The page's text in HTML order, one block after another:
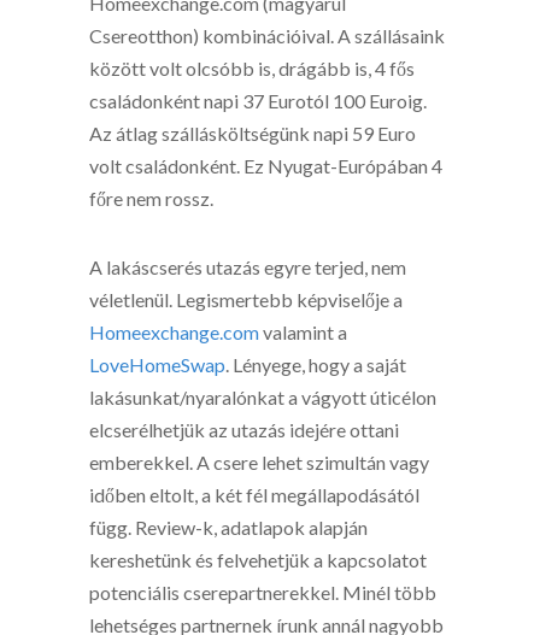
Csereotthon) kombinációival. A szállásaink
között volt olcsóbb is, drágább is, 4 fős
családonként napi 37 Eurotól 100 Euroig.
Az átlag szállásköltségünk napi 59 Euro
volt családonként. Ez Nyugat-Európában 4
főre nem rossz.
A lakáscserés utazás egyre terjed, nem
véletlenül. Legismertebb képviselője a
Homeexchange.comvalamint a
LoveHomeSwap. Lényege, hogy a saját
lakásunkat/nyaralónkat a vágyott úticélon
elcserélhetjük az utazás idejére ottani
emberekkel. A csere lehet szimultán vagy
időben eltolt, a két fél megállapodásától
függ. Review-k, adatlapok alapján
kereshetünk és felvehetjük a kapcsolatot
potenciális cserepartnerekkel. Minél több
lehetséges partnernek írunk annál nagyobb